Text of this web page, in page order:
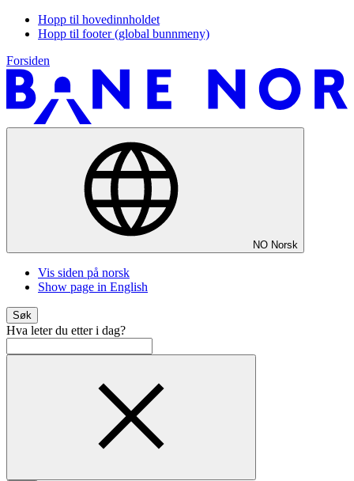
Hopp til hovedinnholdet
Hopp til footer (global bunnmeny)
Forsiden
NO Norsk
Vis siden på norsk
Show page in English
Søk
Hva leter du etter i dag?